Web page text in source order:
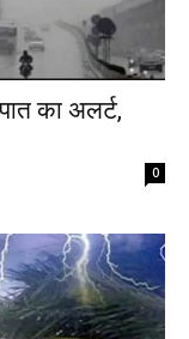
का अलर्ट,
0